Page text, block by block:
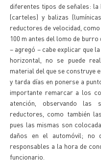
diferentes tipos de señales:
(carteles) y balizas
reductores de velocidad,
100 m antes del lomo de
– agregó – cabe explicar que
horizontal, no se puede
material del que se construye
y tarda días en ponerse a
importante remarcar a los
atención, observando las
reductores, como también
pues las mismas son
daños en el automóvil; no
responsables a la hora de
funcionario.